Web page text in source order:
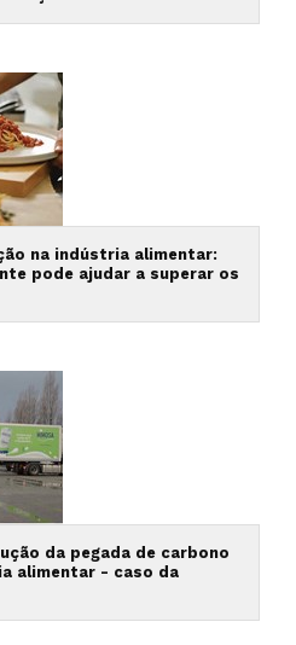
na indústria alimentar:
pode ajudar a superar os
da pegada de carbono
alimentar - caso da